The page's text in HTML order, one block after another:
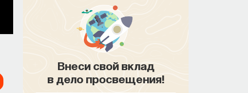
Внеси свой вклад
в дело просвещения!